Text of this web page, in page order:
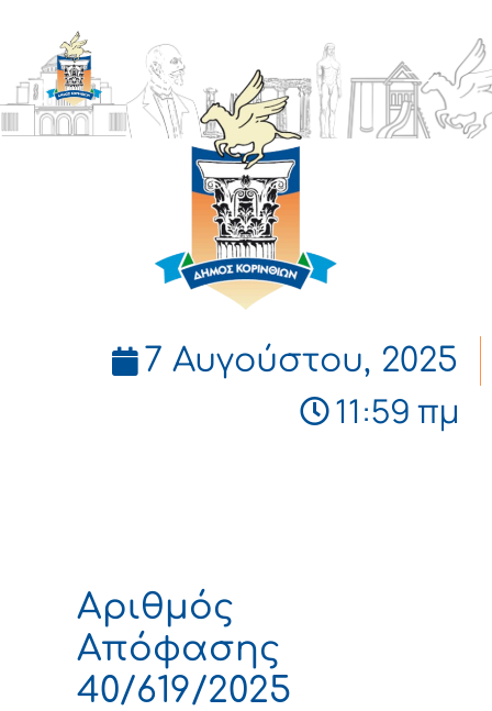
ΔΗΜΟΣ
ΚΟΡΙΝΘΙΩΝ
7 Αυγούστου, 2025
11:59 πμ
Αριθμός
Απόφασης
40/619/2025